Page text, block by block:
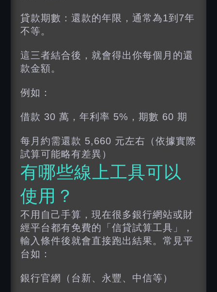
貸款期數：還款的年限，通常為1到7年
不等。
這三者結合後，就會得出你每個月的還
款金額。
例如：
借款 30 萬，年利率 5%，期數 60 期
每月約需還款 5,660 元左右（依據實際
試算可能略有差異）
有哪些線上工具可以
使用？
不用自己手算，現在很多銀行網站或財
經平台都有免費的「信貸試算工具」，
輸入條件後就會直接跑出結果。常見平
台如：
銀行官網（台新、永豐、中信等）